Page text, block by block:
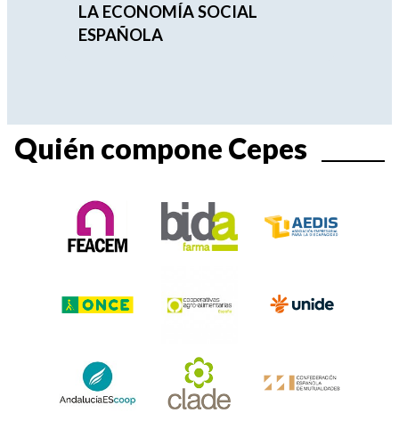
LA ECONOMÍA SOCIAL
ESPAÑOLA
Quién compone Cepes